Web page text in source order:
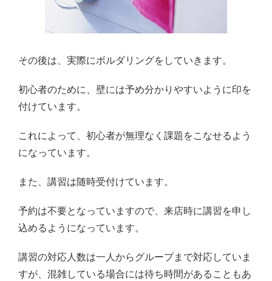
その後は、実際にボルダリングをしていきます。
初心者のために、壁には予め分かりやすいように印を
付けています。
これによって、初心者が無理なく課題をこなせるよう
になっています。
また、講習は随時受付けています。
予約は不要となっていますので、来店時に講習を申し
込めるようになっています。
講習の対応人数は一人からグループまで対応していま
すが、混雑している場合には待ち時間があることもあ